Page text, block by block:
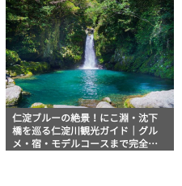
仁淀ブルーの絶景！にこ淵・沈下
橋を巡る仁淀川観光ガイド｜グル
メ・宿・モデルコースまで完全網